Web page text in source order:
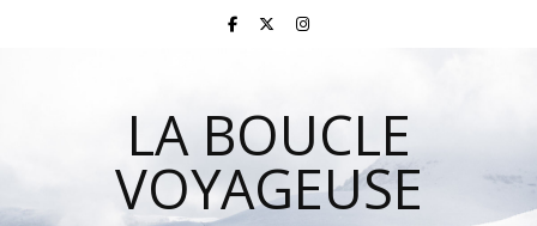
LA BOUCLE
VOYAGEUSE